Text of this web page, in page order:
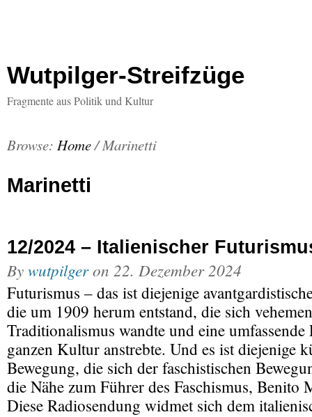
Wutpilger-Streifzüge
Fragmente aus Politik und Kultur
Browse: Home/Marinetti
Marinetti
12/2024 – Italienischer
Bywutpilgeron 22. Dezember 2024
Futurismus – das ist diejenige
die um 1909 herum entstand, die sich
Traditionalismus wandte und eine
ganzen Kultur anstrebte. Und es ist diejenige
Bewegung, die sich der faschistischen
die Nähe zum Führer des Faschismus, Benito
Diese Radiosendung widmet sich dem